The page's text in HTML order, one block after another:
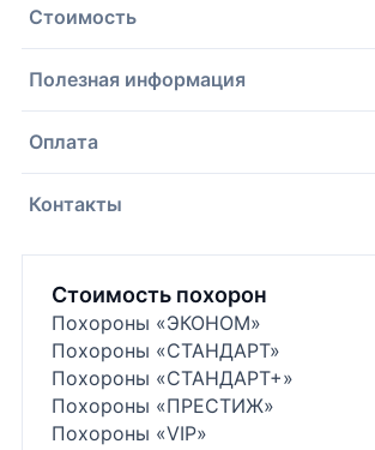
Стоимость
Полезная информация
Оплата
Контакты
Стоимость похорон
Похороны «ЭКОНОМ»
Похороны «СТАНДАРТ»
Похороны «СТАНДАРТ+»
Похороны «ПРЕСТИЖ»
Похороны «VIP»